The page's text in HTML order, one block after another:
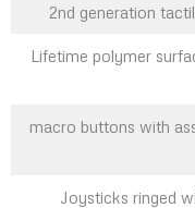
2nd generation
Lifetime polymer
4 macro buttons with
Joysticks ringed